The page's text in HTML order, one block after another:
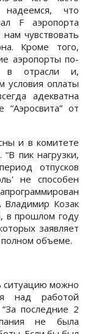
что
F аэропорта
чувствовать
Кроме того,
аэропорты по-
в отрасли и,
условия оплаты
адекватна
“Аэросвита” от
и в комитете
пик нагрузки,
отпусков
не способен
Владимир Козак
в прошлом году
заявляет
объеме.
ситуацию можно
над работой
последние 2
не была